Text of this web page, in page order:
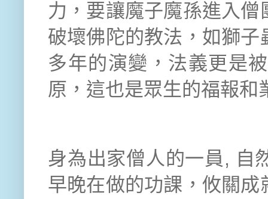
力，要讓魔子魔孫進入
破壞佛陀的教法，如獅
多年的演變，法義更是
原，這也是眾生的福報和
身為出家僧人的一員 , 自
早晚在做的功課，攸關